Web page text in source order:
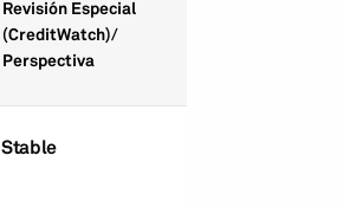
Revisión Especial
(CreditWatch)/
Perspectiva
Stable